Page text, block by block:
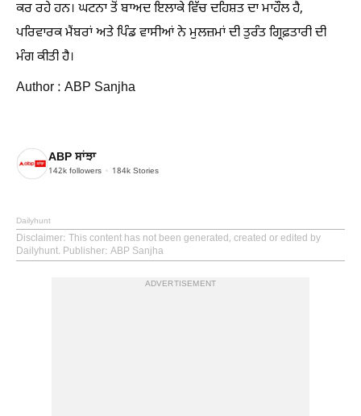
ਕਰ ਰਹੇ ਹਨ। ਘਟਨਾ ਤੋਂ ਬਾਅਦ ਇਲਾਕੇ ਵਿੱਚ ਦਹਿਸ਼ਤ ਦਾ ਮਾਹੌਲ ਹੈ,
ਪਰਿਵਾਰਕ ਮੈਂਬਰਾਂ ਅਤੇ ਪਿੰਡ ਵਾਸੀਆਂ ਨੇ ਮੁਲਜ਼ਮਾਂ ਦੀ ਤੁਰੰਤ ਗ੍ਰਿਫ਼ਤਾਰੀ ਦੀ
ਮੰਗ ਕੀਤੀ ਹੈ।
Author : ABP Sanjha
ABP ਸਾਂਝਾ
142k followers 184k Stories
Dailyhunt
Disclaimer: This content has not been generated, created or edited by
Dailyhunt. Publisher: ABP Sanjha
ADVERTISEMENT